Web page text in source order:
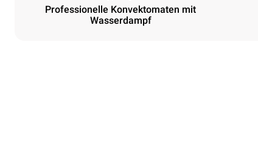
Professionelle Konvektomaten mit
Wasserdampf